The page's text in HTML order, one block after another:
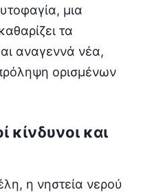
μια
τα
αναγεννά νέα,
ορισμένων
κίνδυνοι και
η νηστεία νερού